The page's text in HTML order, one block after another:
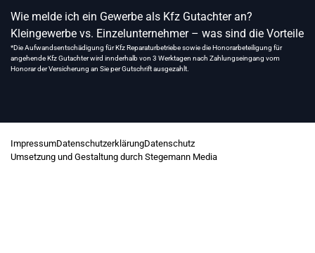
Wie melde ich ein Gewerbe als Kfz Gutachter an?
Kleingewerbe vs. Einzelunternehmer – was sind die Vorteile
*Die Aufwandsentschädigung für Kfz Reparaturbetriebe sowie die Honorarbeteiligung für
angehende Kfz Gutachter wird innderhalb von 3 Werktagen nach Zahlungseingang vom
Honorar der Versicherung an Sie per Gutschrift ausgezahlt.
ImpressumDatenschutzerklärungDatenschutz
Umsetzung und Gestaltung durch Stegemann Media